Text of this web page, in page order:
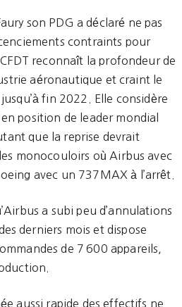
son PDG a déclaré ne pas
contraints pour
reconnaît la profondeur de
aéronautique et craint le
fin 2022. Elle considère
position de leader mondial
que la reprise devrait
monocouloirs où Airbus avec
avec un 737MAX à l’arrêt.
a subi peu d’annulations
derniers mois et dispose
de 7 600 appareils,
aussi rapide des effectifs ne